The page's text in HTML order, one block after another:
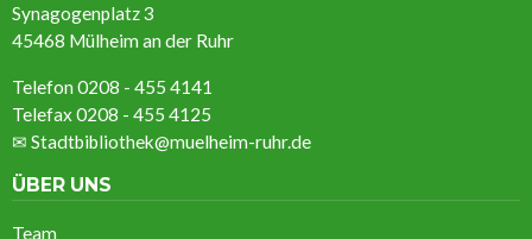
Synagogenplatz 3
45468 Mülheim an der Ruhr
Telefon 0208 - 455 4141
Telefax 0208 - 455 4125
✉ Stadtbibliothek@muelheim-ruhr.de
ÜBER UNS
Team